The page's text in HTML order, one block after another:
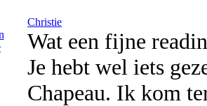
Christie
Wat een fijne
Je hebt wel iets
Chapeau. Ik kom